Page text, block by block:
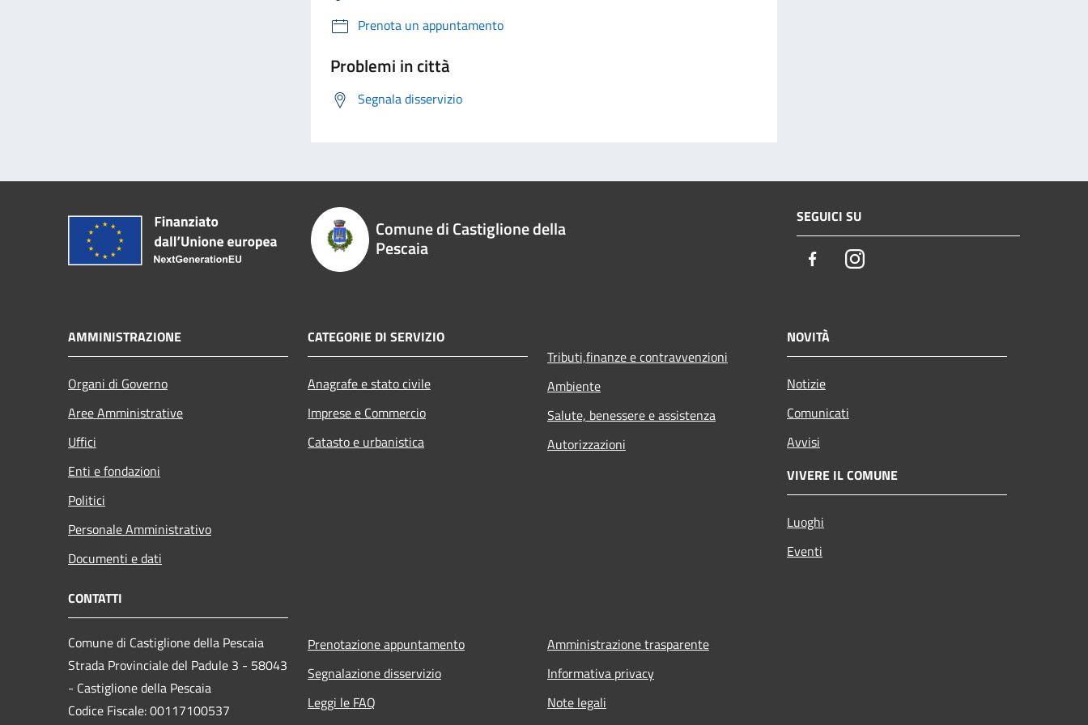
Prenota un appuntamento
Problemi in città
Segnala disservizio
Comune di Castiglione della
Pescaia
SEGUICI SU
FacebookInstagram
AMMINISTRAZIONE
Organi di Governo
Aree Amministrative
Uffici
Enti e fondazioni
Politici
Personale Amministrativo
Documenti e dati
CATEGORIE DI SERVIZIO
Anagrafe e stato civile
Imprese e Commercio
Catasto e urbanistica
Tributi,finanze e contravvenzioni
Ambiente
Salute, benessere e assistenza
Autorizzazioni
NOVITÀ
Notizie
Comunicati
Avvisi
VIVERE IL COMUNE
Luoghi
Eventi
CONTATTI
Comune di Castiglione della Pescaia
Strada Provinciale del Padule 3 - 58043
- Castiglione della Pescaia
Codice Fiscale: 00117100537
Prenotazione appuntamento
Segnalazione disservizio
Leggi le FAQ
Amministrazione trasparente
Informativa privacy
Note legali